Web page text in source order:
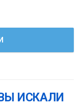
ИСКАЛИ